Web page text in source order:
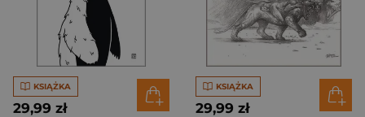
KSIĄŻKA
29,99 zł
KSIĄŻKA
29,99 zł